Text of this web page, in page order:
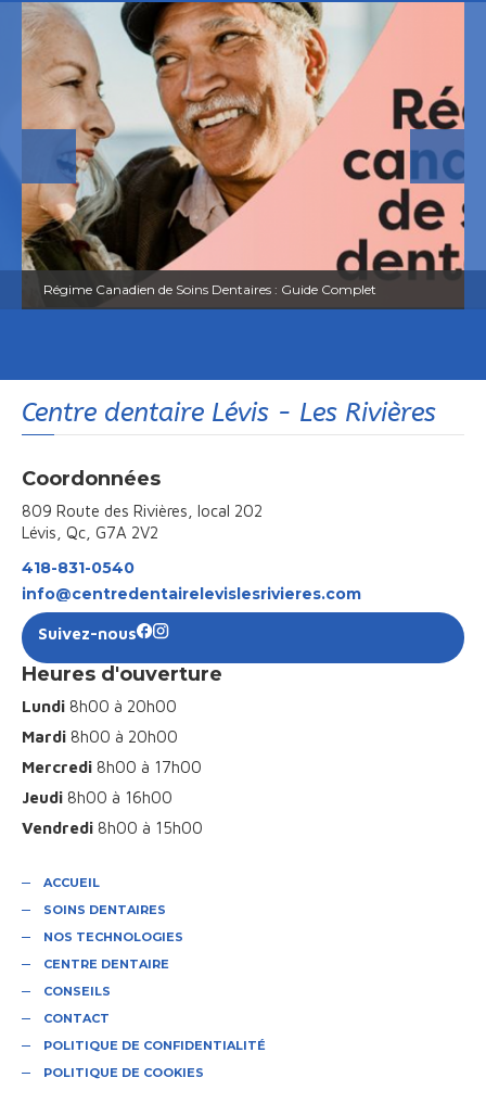
Régime Canadien de Soins Dentaires ​: Guide Complet
Centre dentaire Lévis - Les Rivières
Coordonnées
809 Route des Rivières, local 202
Lévis, Qc, G7A 2V2
418-831-0540
info@centredentairelevislesrivieres.com
Suivez-nous
Heures d'ouverture
Lundi 8h00 à 20h00
Mardi 8h00 à 20h00
Mercredi 8h00 à 17h00
Jeudi 8h00 à 16h00
Vendredi 8h00 à 15h00
ACCUEIL
SOINS DENTAIRES
NOS TECHNOLOGIES
CENTRE DENTAIRE
CONSEILS
CONTACT
POLITIQUE DE CONFIDENTIALITÉ
POLITIQUE DE COOKIES